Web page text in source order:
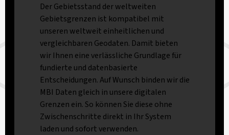
Der Gebietsstand der weltweiten
Gebietsgrenzen ist kompatibel mit
unseren weltweit einheitlichen und
vergleichbaren Geodaten. Damit bieten
wir Ihnen eine verlässliche Grundlage für
fundierte und datenbasierte
Entscheidungen. Auf Wunsch binden wir die
MBI Daten gleich in unsere digitalen
Grenzen ein. So können Sie diese ohne
Zwischenschritte direkt in Ihr System
laden und sofort verwenden.